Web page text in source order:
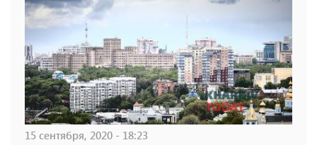
15 сентября, 2020 - 18:23